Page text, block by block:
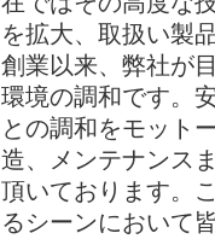
を拡大、取扱い製
創業以来、弊社が
環境の調和です。
との調和をモット
造、メンテナンス
頂いております。
るシーンにおいて